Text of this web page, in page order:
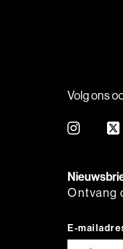
Volg ons
Ontvang
E-